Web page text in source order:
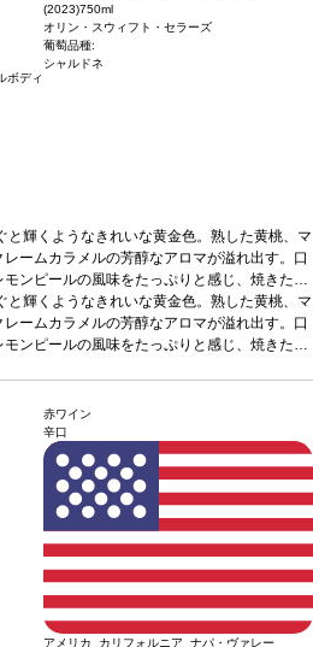
ボディ
(2023)750ml
オリン・スウィフト・セラーズ
葡萄品種:
シャルドネ
と輝くようなきれいな黄金色。熟した黄桃、マ
ームカラメルの芳醇なアロマが溢れ出す。口
ンピールの風味をたっぷりと感じ、焼きたて
が広がるミッドパレットへとシームレスに移
て滑らか、カラメルが際立ち、ベニエの含み
ード、ホタテ、タラ、ローストチキンなどと
と輝くようなきれいな黄金色。熟した黄桃、マ
ームカラメルの芳醇なアロマが溢れ出す。口
ンピールの風味をたっぷりと感じ、焼きたて
ード、ホタテ、タラ、ローストチキンなどと
ンテージが在庫切れの場合、在庫があり価格が
ージに変更されます、ご了承ください。
赤ワイン
辛口
アメリカ カリフォルニア ナパ・ヴァレー